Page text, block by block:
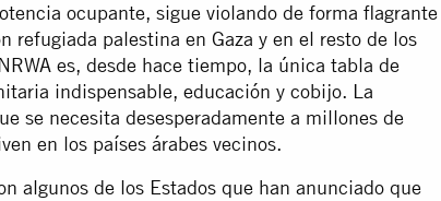
ocupante, sigue violando de forma flagrante
refugiada palestina en Gaza y en el resto de los
es, desde hace tiempo, la única tabla de
indispensable, educación y cobijo. La
se necesita desesperadamente a millones de
en los países árabes vecinos.
algunos de los Estados que han anunciado que